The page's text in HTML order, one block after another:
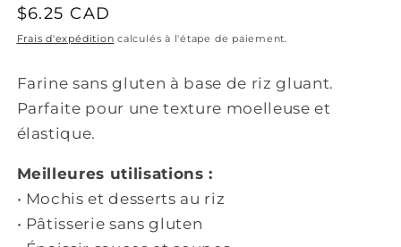
Prix
habituel
$6.25 CAD
Frais d'expédition calculés à l'étape de paiement.
Farine sans gluten à base de riz gluant.
Parfaite pour une texture moelleuse et
élastique.
Meilleures utilisations :
• Mochis et desserts au riz
• Pâtisserie sans gluten